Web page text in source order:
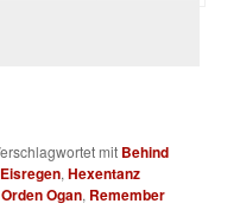
mit Behind
Eisregen,Hexentanz
Orden Ogan, Remember